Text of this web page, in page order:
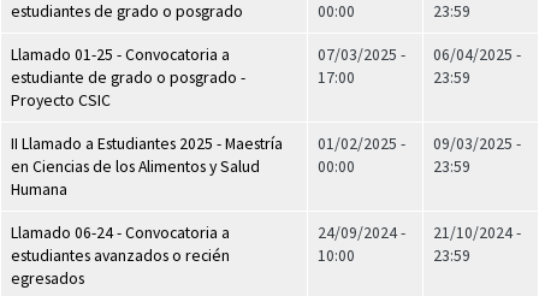
estudiantes de grado o posgrado
00:00
23:59
Llamado 01-25 - Convocatoria a
estudiante de grado o posgrado -
Proyecto CSIC
07/03/2025 -
17:00
06/04/2025 -
23:59
II Llamado a Estudiantes 2025 - Maestría
en Ciencias de los Alimentos y Salud
Humana
01/02/2025 -
00:00
09/03/2025 -
23:59
Llamado 06-24 - Convocatoria a
estudiantes avanzados o recién
egresados
24/09/2024 -
10:00
21/10/2024 -
23:59